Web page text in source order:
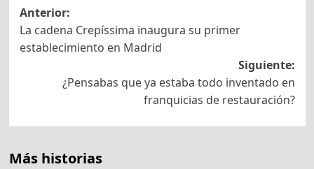
Navegación
de
entradas
Anterior:
La cadena Crepíssima inaugura su primer
establecimiento en Madrid
Siguiente:
¿Pensabas que ya estaba todo inventado en
franquicias de restauración?
Más historias